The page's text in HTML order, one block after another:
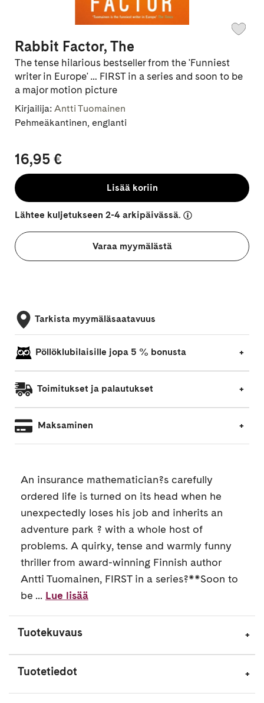
Rabbit Factor, The
The tense hilarious bestseller from the 'Funniest
writer in Europe' … FIRST in a series and soon to be
a major motion picture
Kirjailija: Antti Tuomainen
Pehmeäkantinen, englanti
16,95 €
Lisää koriin
Lähtee kuljetukseen 2-4 arkipäivässä.
Varaa myymälästä
Tarkista myymäläsaatavuus
Pöllöklubilaisille jopa 5 % bonusta
Toimitukset ja palautukset
Maksaminen
An insurance mathematician?s carefully
ordered life is turned on its head when he
unexpectedly loses his job and inherits an
adventure park ? with a whole host of
problems. A quirky, tense and warmly funny
thriller from award-winning Finnish author
Antti Tuomainen, FIRST in a series?**Soon to
be ... Lue lisää
Tuotekuvaus
Tuotetiedot